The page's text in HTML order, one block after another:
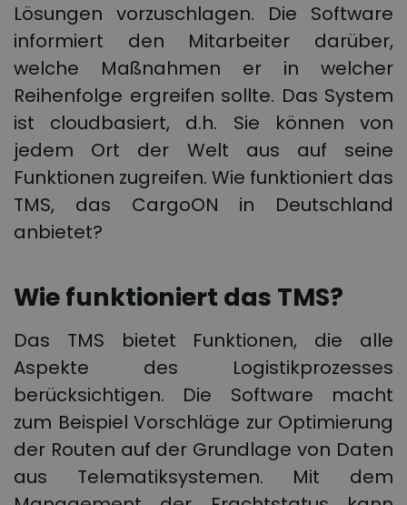
Lösungen vorzuschlagen. Die Software
informiert den Mitarbeiter darüber,
welche Maßnahmen er in welcher
Reihenfolge ergreifen sollte. Das System
ist cloudbasiert, d.h. Sie können von
jedem Ort der Welt aus auf seine
Funktionen zugreifen. Wie funktioniert das
TMS, das CargoON in Deutschland
anbietet?
Wie funktioniert das TMS?
Das TMS bietet Funktionen, die alle
Aspekte des Logistikprozesses
berücksichtigen. Die Software macht
zum Beispiel Vorschläge zur Optimierung
der Routen auf der Grundlage von Daten
aus Telematiksystemen. Mit dem